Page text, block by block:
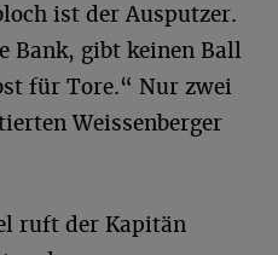
ist der Ausputzer.
Bank, gibt keinen Ball
für Tore.“ Nur zwei
Weissenberger
ruft der Kapitän